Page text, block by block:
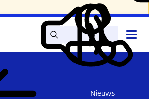
Zoek Lees
voor
Mijn
DNB
Contact
Nieuws